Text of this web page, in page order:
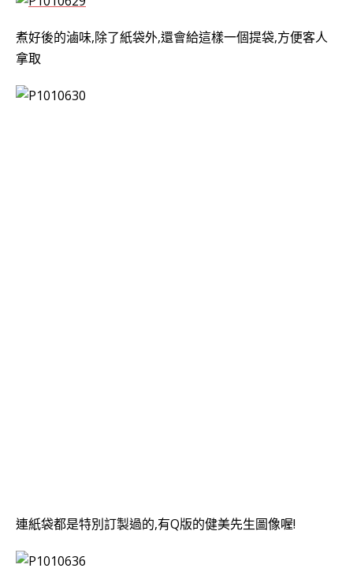
煮好後的滷味,除了紙袋外,還會給這樣一個提袋,方便客人
拿取
連紙袋都是特別訂製過的,有Q版的健美先生圖像喔!